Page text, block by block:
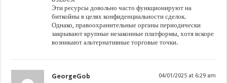
Эти ресурсы довольно часто функционируют на
биткойны в целях конфиденциальности сделок.
Однако, правоохранительные органы периодически
закрывают крупные незаконные платформы, хотя вскоре
возникают альтернативные торговые точки.
GeorgeGob 04/01/2025 at 6:29 am